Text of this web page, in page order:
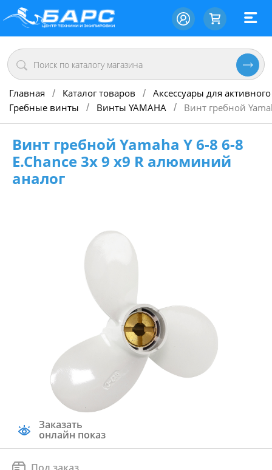
Главная / Каталог товаров / Аксессуары для
Гребные винты
/ Винты YAMAHA / Винт гребной
Винт гребной Yamaha Y 6-8 6-8
E.Chance 3х 9 х9 R алюминий
аналог
Заказать
онлайн показ
Под заказ